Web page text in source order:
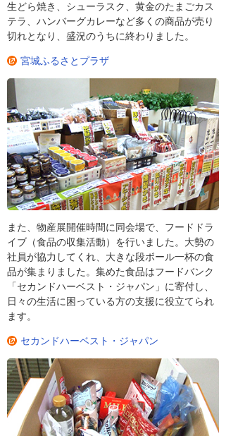
生どら焼き、シューラスク、黄金のたまごカス
テラ、ハンバーグカレーなど多くの商品が売り
切れとなり、盛況のうちに終わりました。
宮城ふるさとプラザ
また、物産展開催時間に同会場で、フードドラ
イブ（食品の収集活動）を行いました。大勢の
社員が協力してくれ、大きな段ボール一杯の食
品が集まりました。集めた食品はフードバンク
「セカンドハーベスト・ジャパン」に寄付し、
日々の生活に困っている方の支援に役立てられ
ます。
セカンドハーベスト・ジャパン